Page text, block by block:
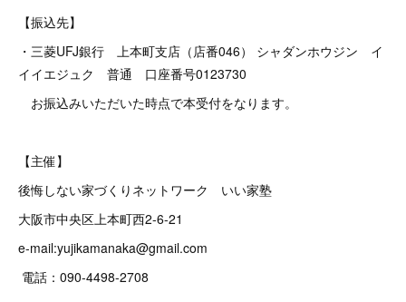
【振込先】
・三菱UFJ銀行 上本町支店（店番046） シャダンホウジン イ
イイエジュク 普通 口座番号0123730
お振込みいただいた時点で本受付をなります。
【主催】
後悔しない家づくりネットワーク いい家塾
大阪市中央区上本町西2-6-21
e-mail:yujikamanaka@gmail.com
電話：090-4498-2708